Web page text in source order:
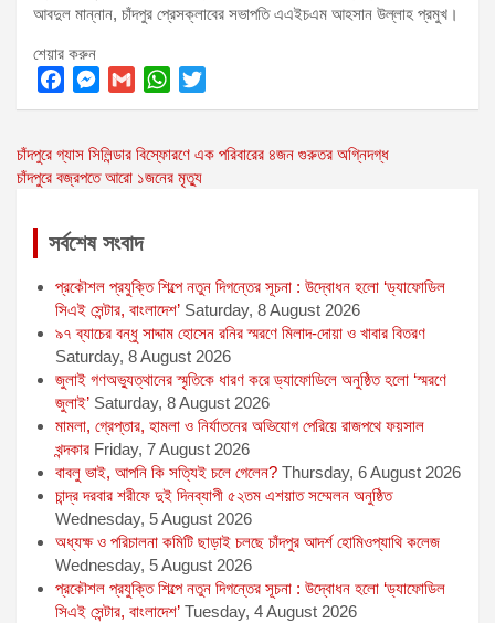
আবদুল মান্নান, চাঁদপুর প্রেসক্লাবের সভাপতি এএইচএম আহসান উল্লাহ প্রমুখ।
শেয়ার করুন
F
c
e
k
M
s
s
n
e
r
G
a
i
W
a
t
A
p
T
i
t
Post
navigation
চাঁদপুরে গ্যাস সিলিন্ডার বিস্ফোরণে এক পরিবারের ৪জন গুরুতর অগ্নিদগ্ধ
চাঁদপুরে বজ্রপতে আরো ১জনের মৃত্যু
সর্বশেষ সংবাদ
প্রকৌশল প্রযুক্তি শিল্পে নতুন দিগন্তের সূচনা : উদ্বোধন হলো ‘ড্যাফোডিল
সিএই সেন্টার, বাংলাদেশ’ Saturday, 8 August 2026
৯৭ ব্যাচের বন্ধু সাদ্দাম হোসেন রনির স্মরণে মিলাদ-দোয়া ও খাবার বিতরণ
Saturday, 8 August 2026
জুলাই গণঅভ্যুত্থানের স্মৃতিকে ধারণ করে ড্যাফোডিলে অনুষ্ঠিত হলো ‘স্মরণে
জুলাই’ Saturday, 8 August 2026
মামলা, গ্রেপ্তার, হামলা ও নির্যাতনের অভিযোগ পেরিয়ে রাজপথে ফয়সাল
খন্দকার Friday, 7 August 2026
বাবলু ভাই, আপনি কি সত্যিই চলে গেলেন? Thursday, 6 August 2026
চান্দ্র দরবার শরীফে দুই দিনব্যাপী ৫২তম এশয়াত সম্মেলন অনুষ্ঠিত
Wednesday, 5 August 2026
অধ্যক্ষ ও পরিচালনা কমিটি ছাড়াই চলছে চাঁদপুর আদর্শ হোমিওপ্যাথি কলেজ
Wednesday, 5 August 2026
প্রকৌশল প্রযুক্তি শিল্পে নতুন দিগন্তের সূচনা : উদ্বোধন হলো ‘ড্যাফোডিল
সিএই সেন্টার, বাংলাদেশ’ Tuesday, 4 August 2026